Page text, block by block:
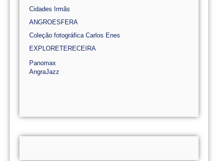
Cidades Irmãs
ANGROESFERA
Coleção fotográfica Carlos Enes
EXPLORETERECEIRA
Panomax
AngraJazz